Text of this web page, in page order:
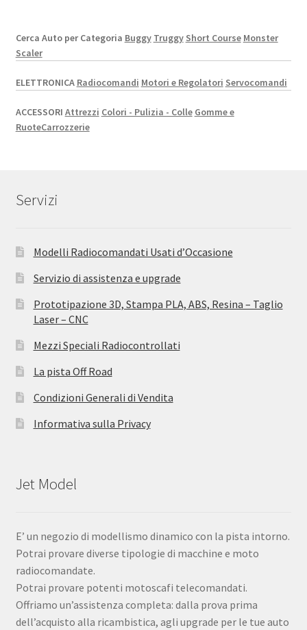
Cerca Auto per Categoria Buggy Truggy Short Course Monster
Scaler
ELETTRONICA Radiocomandi Motori e Regolatori Servocomandi
ACCESSORI Attrezzi Colori - Pulizia - Colle Gomme e
RuoteCarrozzerie
Servizi
Modelli Radiocomandati Usati d’Occasione
Servizio di assistenza e upgrade
Prototipazione 3D, Stampa PLA, ABS, Resina – Taglio
Laser – CNC
Mezzi Speciali Radiocontrollati
La pista Off Road
Condizioni Generali di Vendita
Informativa sulla Privacy
Jet Model
E’ un negozio di modellismo dinamico con la pista intorno.
Potrai provare diverse tipologie di macchine e moto
radiocomandate.
Potrai provare potenti motoscafi telecomandati.
Offriamo un’assistenza completa: dalla prova prima
dell’acquisto alla ricambistica, agli upgrade per le tue auto